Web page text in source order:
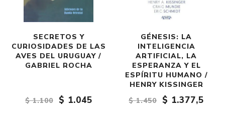
SECRETOS Y
CURIOSIDADES DE LAS
AVES DEL URUGUAY /
GABRIEL ROCHA
$ 1.100 $ 1.045
GÉNESIS: LA
INTELIGENCIA
ARTIFICIAL, LA
ESPERANZA Y EL
ESPÍRITU HUMANO /
HENRY KISSINGER
$ 1.450
$ 1.377,5